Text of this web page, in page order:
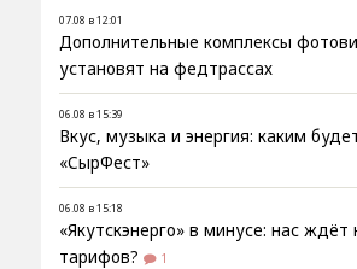
07.08 в 12:01
Дополнительные комплексы
установят на федтрассах
06.08 в 15:39
Вкус, музыка и энергия: каким
«СырФест»
06.08 в 15:18
«Якутскэнерго» в минусе: нас ждёт
тарифов?
1